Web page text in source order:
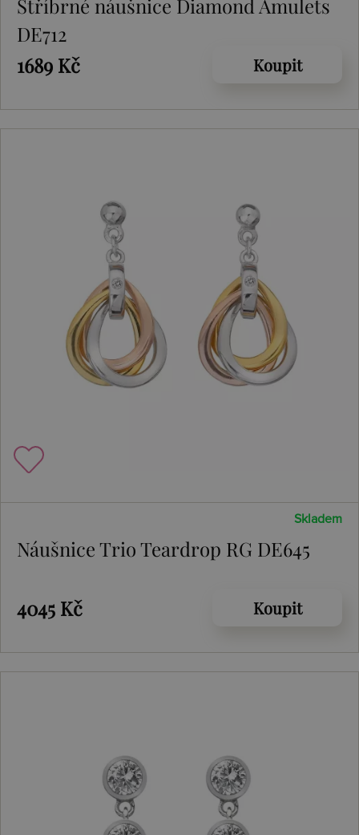
Stříbrné náušnice Diamond Amulets
DE712
1689 Kč
Koupit
Skladem
Náušnice Trio Teardrop RG DE645
4045 Kč Koupit